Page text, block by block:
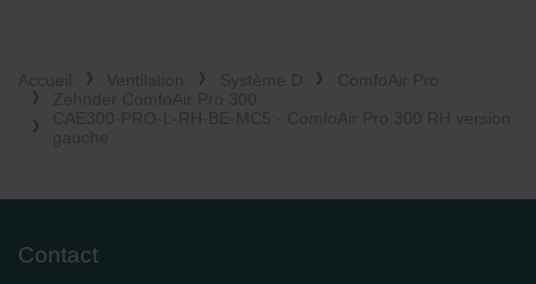
Contact